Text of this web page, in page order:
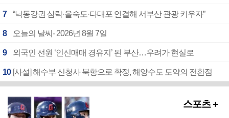
7 “낙동강권 삼락·을숙도·다대포 연결해 서부산 관광 키우자”
8 오늘의 날씨- 2026년 8월 7일
9 외국인 선원 ‘인신매매 경유지’ 된 부산…우려가 현실로
10 [사설] 해수부 신청사 북항으로 확정, 해양수도 도약의 전환점
스포츠 +